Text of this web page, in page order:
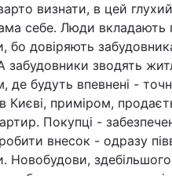
визнати, в цей
себе. Люди вкладають
бо довіряють
забудовники зводять
де будуть впевнені -
Києві, приміром,
Покупці -
внесок - одразу
Новобудови,